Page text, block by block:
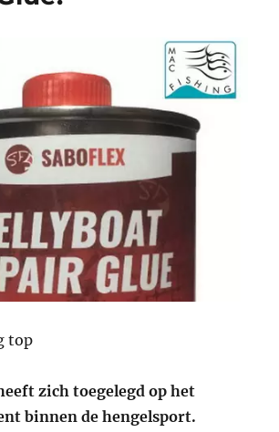
zich toegelegd op het
binnen de hengelsport.